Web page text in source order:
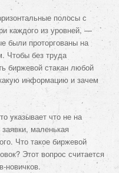
полосы с
каждого из уровней, —
были проторгованы на
Чтобы без труда
биржевой стакан любой
информацию и зачем
указывает что не на
маленькая
Что такое биржевой
Этот вопрос считается
новичков.